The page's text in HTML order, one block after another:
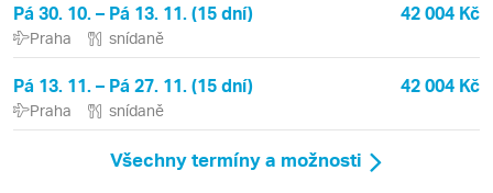
Pá 30. 10. – Pá 13. 11. (15 dní) 42 004 Kč
Praha snídaně
Pá 13. 11. – Pá 27. 11. (15 dní) 42 004 Kč
Praha snídaně
Všechny termíny a možnosti